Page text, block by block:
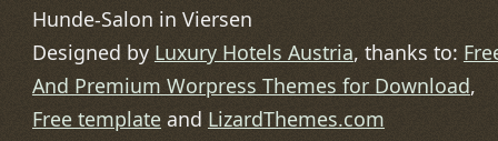
Hunde-Salon in Viersen
Designed by Luxury Hotels Austria, thanks to:
And Premium Worpress Themes for Download,
Free templateand LizardThemes.com